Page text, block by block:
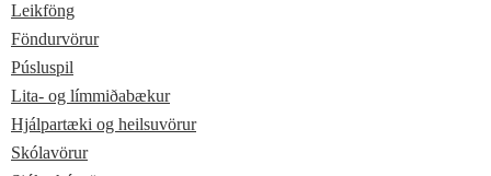
Leikföng
Föndurvörur
Púsluspil
Lita- og límmiðabækur
Hjálpartæki og heilsuvörur
Skólavörur